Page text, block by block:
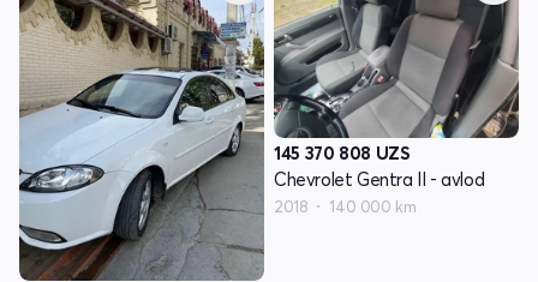
145 370 808 UZS
Chevrolet Gentra II - avlod
2018 140 000 km